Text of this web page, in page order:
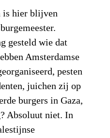
is hier blijven
gesteld wie dat
Amsterdamse
pesten
juichen zij op
burgers in Gaza,
Absoluut niet. In